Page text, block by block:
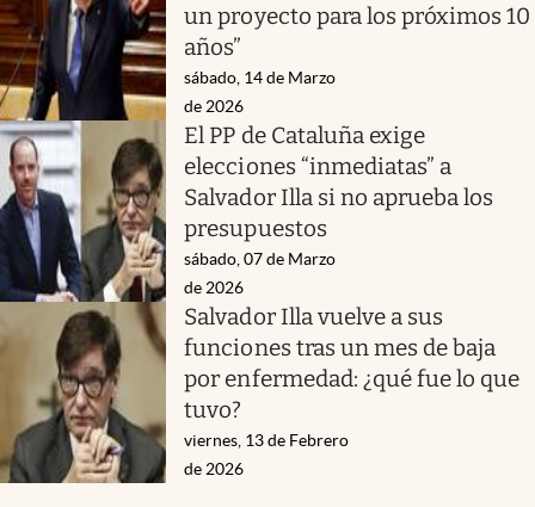
un proyecto para los próximos 10
años”
sábado, 14 de Marzo
de 2026
El PP de Cataluña exige
elecciones “inmediatas” a
Salvador Illa si no aprueba los
presupuestos
sábado, 07 de Marzo
de 2026
Salvador Illa vuelve a sus
funciones tras un mes de baja
por enfermedad: ¿qué fue lo que
tuvo?
viernes, 13 de Febrero
de 2026